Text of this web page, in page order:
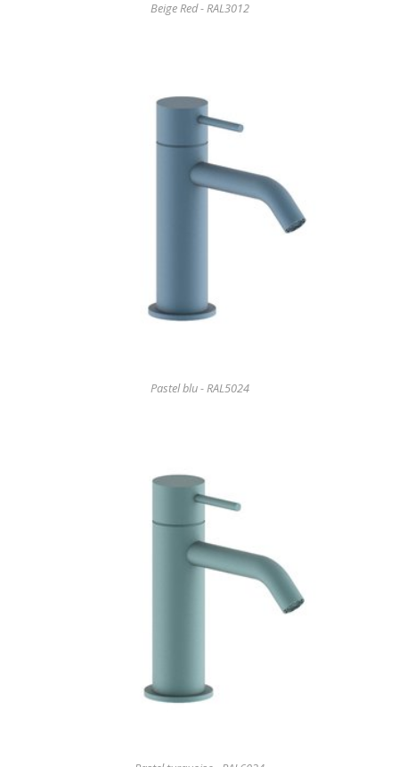
Beige Red - RAL3012
Pastel blu - RAL5024